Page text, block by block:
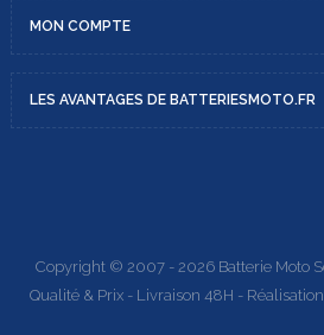
MON COMPTE
LES AVANTAGES DE BATTERIESMOTO.FR
Copyright © 2007 - 2026 Batterie Moto
Qualité & Prix - Livraison 48H -